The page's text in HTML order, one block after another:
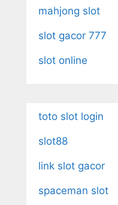
mahjong slot
slot gacor 777
slot online
toto slot login
slot88
link slot gacor
spaceman slot